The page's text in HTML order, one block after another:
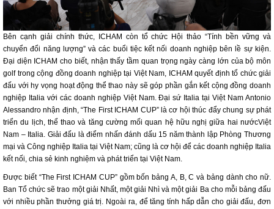
Bên cạnh giải chính thức, ICHAM còn tổ chức Hội thảo “Tính bền vững và
chuyển đổi năng lượng” và các buổi tiệc kết nối doanh nghiệp bên lề sự kiện.
Đại diện ICHAM cho biết, nhận thấy tầm quan trọng ngày càng lớn của bộ môn
golf trong cộng đồng doanh nghiệp tại Việt Nam, ICHAM quyết định tổ chức giải
đấu với hy vọng hoạt động thể thao này sẽ góp phần gắn kết cộng đồng doanh
nghiệp Italia với các doanh nghiệp Việt Nam. Đại sứ Italia tại Việt Nam Antonio
Alessandro nhận định, “The First ICHAM CUP” là cơ hội thúc đẩy chung sự phát
triển du lịch, thể thao và tăng cường mối quan hệ hữu nghị giữa hai nướcViệt
Nam – Italia. Giải đấu là điểm nhấn đánh dấu 15 năm thành lập Phòng Thương
mại và Công nghiệp Italia tại Việt Nam; cũng là cơ hội để các doanh nghiệp Italia
kết nối, chia sẻ kinh nghiệm và phát triển tại Việt Nam.
Được biết “The First ICHAM CUP” gồm bốn bảng A, B, C và bảng dành cho nữ.
Ban Tổ chức sẽ trao một giải Nhất, một giải Nhì và một giải Ba cho mỗi bảng đấu
với nhiều phần thưởng giá trị. Ngoài ra, để tăng tính hấp dẫn cho giải đấu, đơn